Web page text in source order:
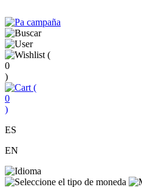
(
0
)
(
0
)
ES
EN